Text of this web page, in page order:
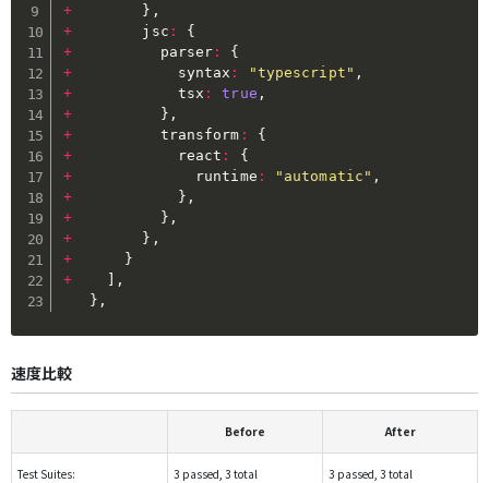
+
} ,
+
        jsc
:
{
+
          parser
:
{
+
            syntax
: "typescript" ,
+
            tsx
: true ,
+
} ,
+
          transform
:
{
+
            react
:
{
+
              runtime
: "automatic" ,
+
} ,
+
} ,
+
} ,
+
}
+
,
} ,
速度比較
Before After
Test Suites: 3 passed, 3 total 3 passed, 3 total